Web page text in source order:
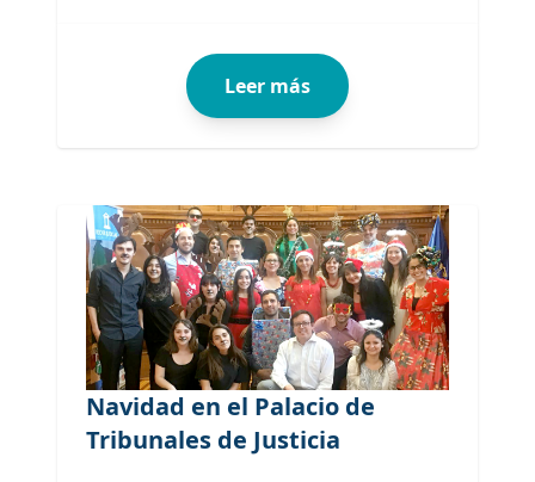
Leer más
Navidad en el Palacio de
Tribunales de Justicia